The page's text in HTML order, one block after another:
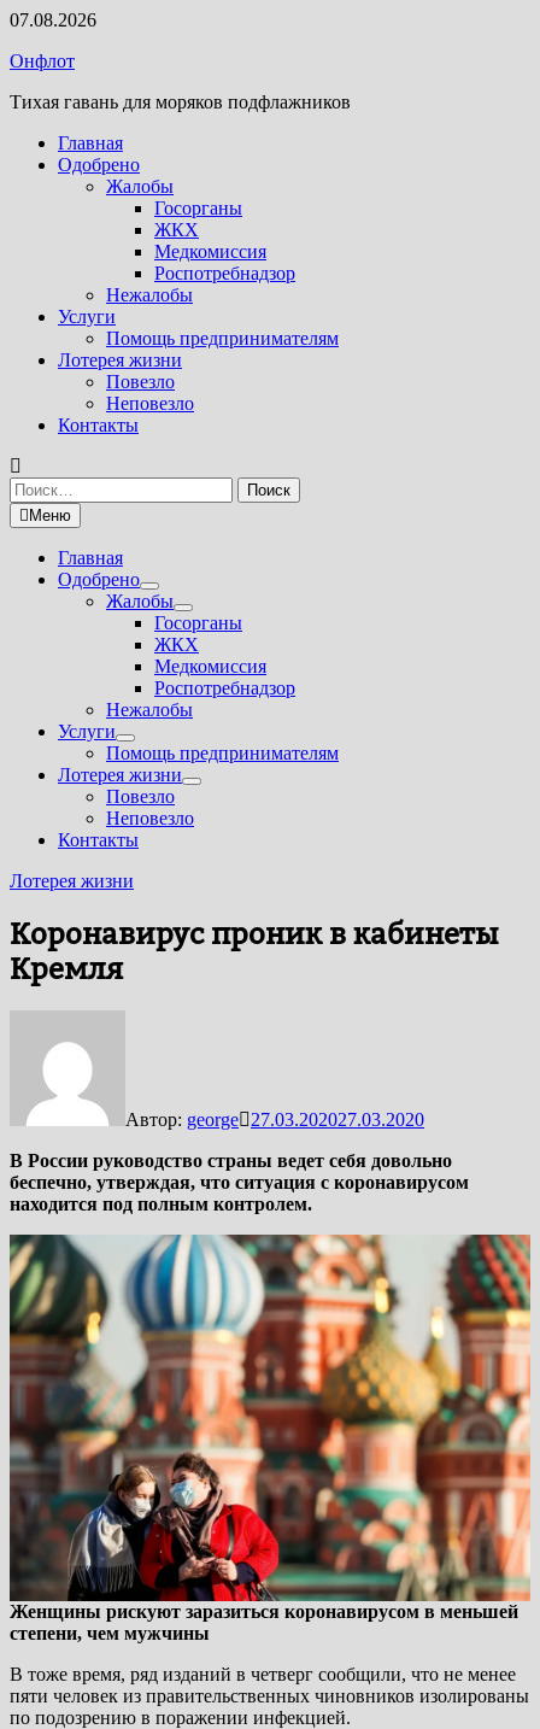
Перейти
содержимому
07.08.2026
Онфлот
Тихая гавань для моряков подфлажников
Главная
Одобрено
Жалобы
Госорганы
ЖКХ
Медкомиссия
Роспотребнадзор
Нежалобы
Услуги
Помощь предпринимателям
Лотерея жизни
Повезло
Неповезло
Контакты
Найти:
Меню
Главная
Одобрено
Показать
подменю
Жалобы
Показать
подменю
Госорганы
ЖКХ
Медкомиссия
Роспотребнадзор
Нежалобы
Услуги
Показать
подменю
Помощь предпринимателям
Лотерея жизни
Показать
Повезло
Неповезло
Контакты
Лотерея жизни
Коронавирус проник в кабинеты
Кремля
Автор: george 27.03.202027.03.2020
В России руководство страны ведет себя довольно
беспечно, утверждая, что ситуация с коронавирусом
находится под полным контролем.
Женщины рискуют заразиться коронавирусом в меньшей
степени, чем мужчины
В тоже время, ряд изданий в четверг сообщили, что не менее
пяти человек из правительственных чиновников изолированы
по подозрению в поражении инфекцией.